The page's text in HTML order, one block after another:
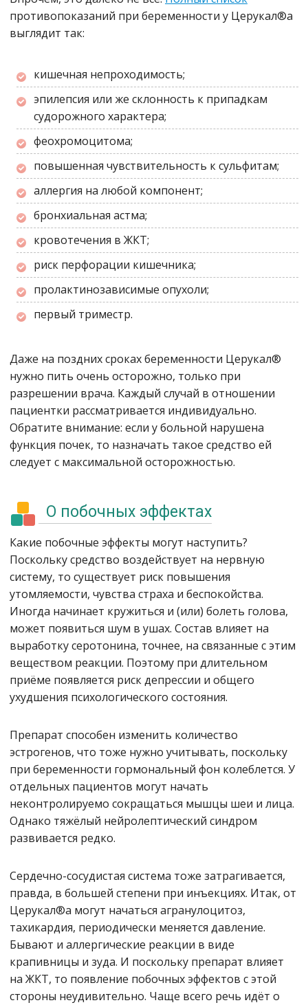
противопоказаний при беременности у Церукал®а
выглядит так:
кишечная непроходимость;
эпилепсия или же склонность к припадкам
судорожного характера;
феохромоцитома;
повышенная чувствительность к сульфитам;
аллергия на любой компонент;
бронхиальная астма;
кровотечения в ЖКТ;
риск перфорации кишечника;
пролактинозависимые опухоли;
первый триместр.
Даже на поздних сроках беременности Церукал®
нужно пить очень осторожно, только при
разрешении врача. Каждый случай в отношении
пациентки рассматривается индивидуально.
Обратите внимание: если у больной нарушена
функция почек, то назначать такое средство ей
следует с максимальной осторожностью.
О побочных эффектах
Какие побочные эффекты могут наступить?
Поскольку средство воздействует на нервную
систему, то существует риск повышения
утомляемости, чувства страха и беспокойства.
Иногда начинает кружиться и (или) болеть голова,
может появиться шум в ушах. Состав влияет на
выработку серотонина, точнее, на связанные с этим
веществом реакции. Поэтому при длительном
приёме появляется риск депрессии и общего
ухудшения психологического состояния.
Препарат способен изменить количество
эстрогенов, что тоже нужно учитывать, поскольку
при беременности гормональный фон колеблется. У
отдельных пациентов могут начать
неконтролируемо сокращаться мышцы шеи и лица.
Однако тяжёлый нейролептический синдром
развивается редко.
Сердечно-сосудистая система тоже затрагивается,
правда, в большей степени при инъекциях. Итак, от
Церукал®а могут начаться агранулоцитоз,
тахикардия, периодически меняется давление.
Бывают и аллергические реакции в виде
крапивницы и зуда. И поскольку препарат влияет
на ЖКТ, то появление побочных эффектов с этой
стороны неудивительно. Чаще всего речь идёт о